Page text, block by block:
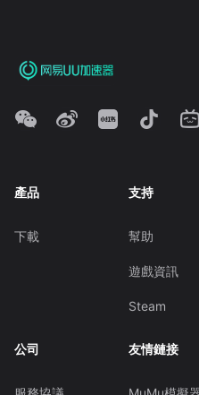
產品
下載
支持
幫助
遊戲資訊
Steam
公司 友情鏈接